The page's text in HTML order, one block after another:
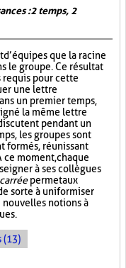
: 2 temps, 2
que la racine
le groupe. Ce résultat
pour cette
une lettre
un premier temps,
la même lettre
pendant un
les groupes sont
formés, réunissant
moment, chaque
à ses collègues
permet aux
sorte à uniformiser
nouvelles notions à
(13)